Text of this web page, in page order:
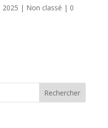
2025 | Non classé | 0